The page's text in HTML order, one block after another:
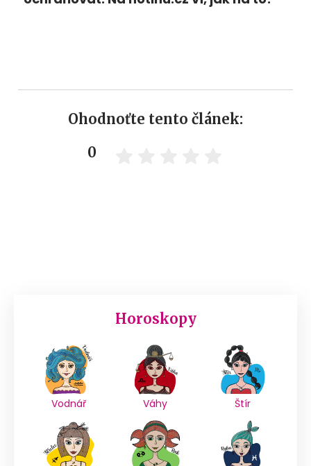
Ohodnoťte tento článek:
0
Horoskopy
Vodnář Váhy Štír